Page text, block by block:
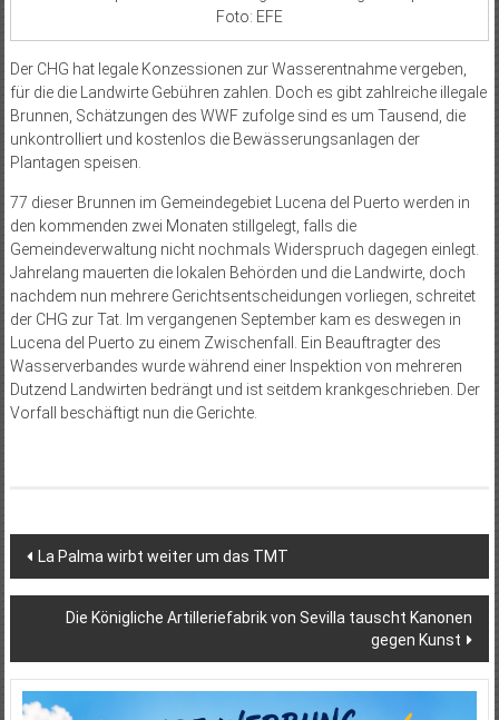
Foto: EFE
Der CHG hat legale Konzessionen zur Wasserentnahme vergeben,
für die die Landwirte Gebühren zahlen. Doch es gibt zahlreiche illegale
Brunnen, Schätzungen des WWF zufolge sind es um Tausend, die
unkontrolliert und kostenlos die Bewässerungsanlagen der
Plantagen speisen.
77 dieser Brunnen im Gemeindegebiet Lucena del Puerto werden in
den kommenden zwei Monaten stillgelegt, falls die
Gemeindeverwaltung nicht nochmals Widerspruch dagegen einlegt.
Jahrelang mauerten die lokalen Behörden und die Landwirte, doch
nachdem nun mehrere Gerichtsentscheidungen vorliegen, schreitet
der CHG zur Tat. Im vergangenen September kam es deswegen in
Lucena del Puerto zu einem Zwischenfall. Ein Beauftragter des
Wasserverbandes wurde während einer Inspektion von mehreren
Dutzend Landwirten bedrängt und ist seitdem krankgeschrieben. Der
Vorfall beschäftigt nun die Gerichte.
Beitragsnavigation
La Palma wirbt weiter um das TMT
Die Königliche Artilleriefabrik von Sevilla tauscht Kanonen
gegen Kunst